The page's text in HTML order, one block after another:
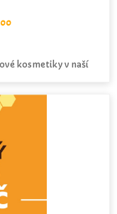
kosmetiky v naší